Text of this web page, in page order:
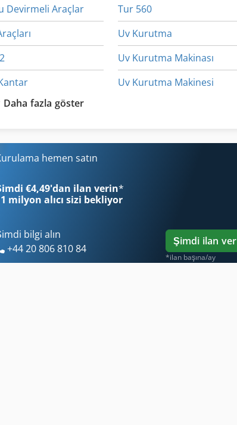
Devirmeli Araçlar
Et Kıyma Makinesi
Tur 560
Uv Kurutma
Uv Kurutma Makinası
Uv Kurutma Makinesi
Daha fazla göster
hemen satın
€4,49'dan ilan verin*
milyon alıcı sizi bekliyor
bilgi alın
+44 20 806 810 84
Şimdi ilan ver
*ilan başına/ay